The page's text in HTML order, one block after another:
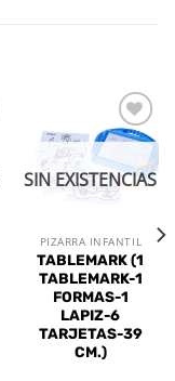
Añadir
lista de
deseos
SIN EXISTENCIAS
PIZARRA INFANTIL
TABLEMARK (1
TABLEMARK-1
FORMAS-1
LAPIZ-6
TARJETAS-39
CM.)